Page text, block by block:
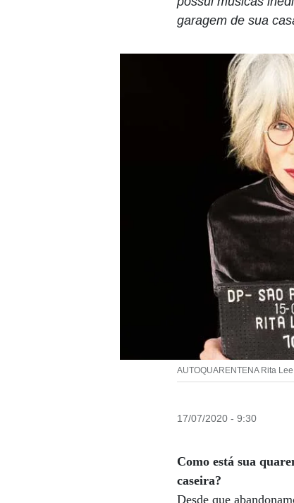
garagem de sua
AUTOQUARENTENA Rita
17/07/2020 - 9:30
Como está sua
caseira?
Desde que